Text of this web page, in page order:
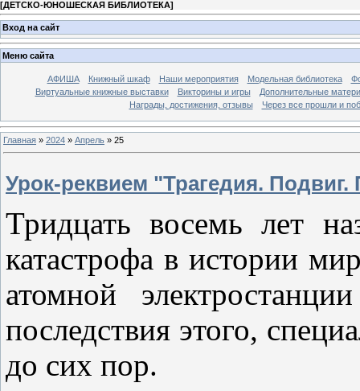
[ДЕТСКО-ЮНОШЕСКАЯ БИБЛИОТЕКА]
Вход на сайт
Меню сайта
АФИША Книжный шкаф Наши мероприятия Модельная библиотека
Виртуальные книжные выставки
Викторины и игры
Дополнительные
Награды, достижения, отзывы
Через все прошли и
Главная » 2024 » Апрель » 25
Урок-реквием "Трагедия. Подвиг.
Тридцать восемь лет
катастрофа в истории
атомной
последствия этого,
до сих пор.